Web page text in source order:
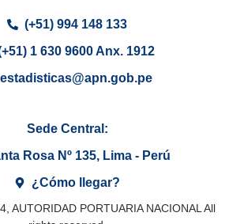
(+51) 994 148 133
1 630 9600 Anx. 1912
estadisticas@apn.gob.pe
Sede Central:
Rosa Nº 135, Lima - Perú
¿Cómo llegar?
AUTORIDAD PORTUARIA NACIONAL All